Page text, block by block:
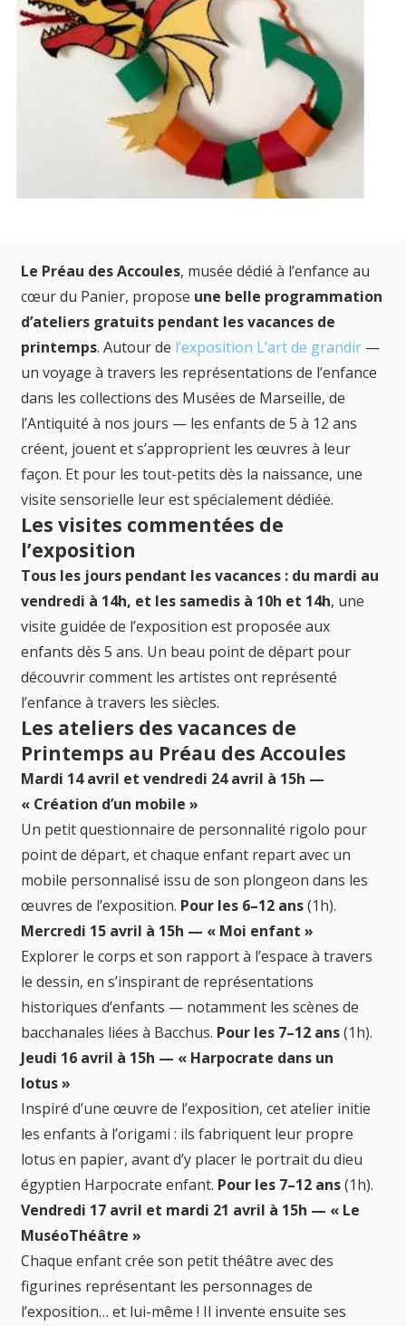
Le Préau des Accoules, musée dédié à l’enfance au
cœur du Panier, propose une belle programmation
d’ateliers gratuits pendant les vacances de
printemps. Autour de l’exposition L’art de grandir —
un voyage à travers les représentations de l’enfance
dans les collections des Musées de Marseille, de
l’Antiquité à nos jours — les enfants de 5 à 12 ans
créent, jouent et s’approprient les œuvres à leur
façon. Et pour les tout-petits dès la naissance, une
visite sensorielle leur est spécialement dédiée.
Les visites commentées de
l’exposition
Tous les jours pendant les vacances : du mardi au
vendredi à 14h, et les samedis à 10h et 14h, une
visite guidée de l’exposition est proposée aux
enfants dès 5 ans. Un beau point de départ pour
découvrir comment les artistes ont représenté
l’enfance à travers les siècles.
Les ateliers des vacances de
Printemps au Préau des Accoules
Mardi 14 avril et vendredi 24 avril à 15h —
« Création d’un mobile »
Un petit questionnaire de personnalité rigolo pour
point de départ, et chaque enfant repart avec un
mobile personnalisé issu de son plongeon dans les
œuvres de l’exposition. Pour les 6–12 ans(1h).
Mercredi 15 avril à 15h — « Moi enfant »
Explorer le corps et son rapport à l’espace à travers
le dessin, en s’inspirant de représentations
historiques d’enfants — notamment les scènes de
bacchanales liées à Bacchus. Pour les 7–12 ans(1h).
Jeudi 16 avril à 15h — « Harpocrate dans un
lotus »
Inspiré d’une œuvre de l’exposition, cet atelier initie
les enfants à l’origami : ils fabriquent leur propre
lotus en papier, avant d’y placer le portrait du dieu
égyptien Harpocrate enfant. Pour les 7–12 ans(1h).
Vendredi 17 avril et mardi 21 avril à 15h — « Le
MuséoThéâtre »
Chaque enfant crée son petit théâtre avec des
figurines représentant les personnages de
l’exposition… et lui-même ! Il invente ensuite ses